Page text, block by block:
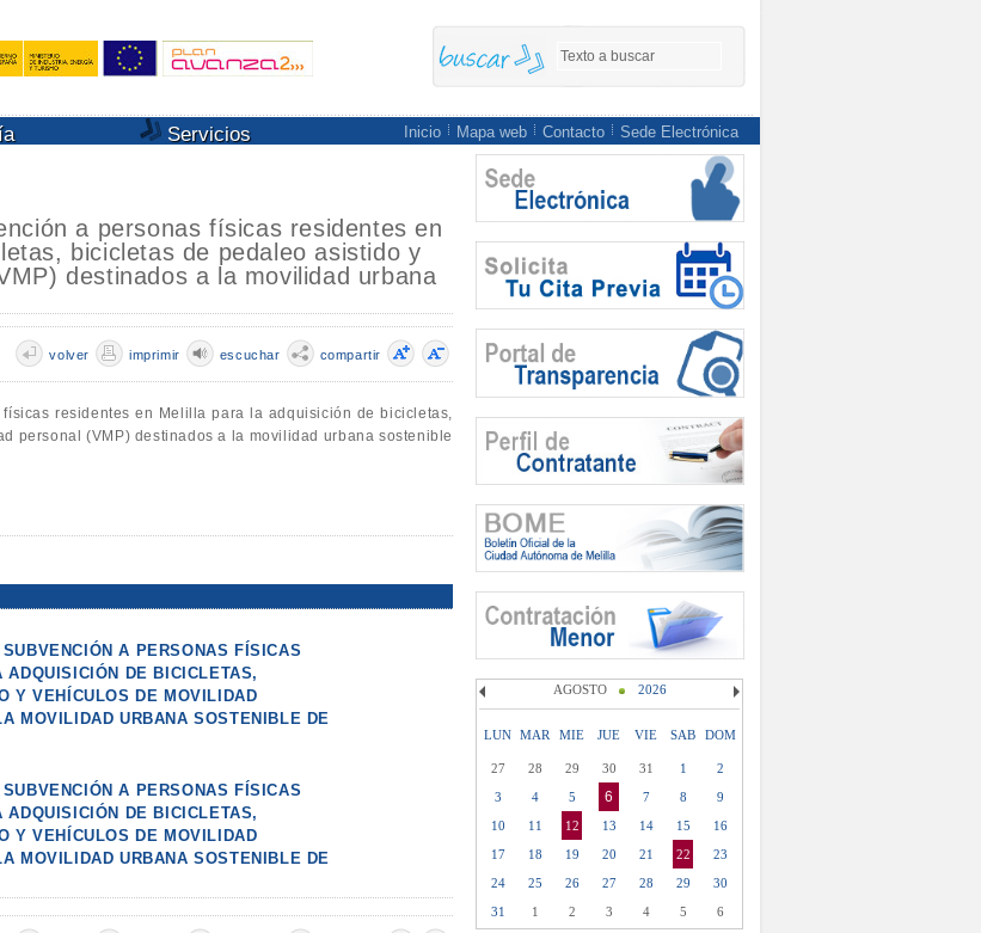
Servicios Inicio Mapa web Contacto Sede Electrónica
a personas físicas residentes en
bicicletas de pedaleo asistido y
destinados a la movilidad urbana
compartir
escuchar
imprimir
volver
residentes en Melilla para la adquisición de bicicletas,
personal (VMP) destinados a la movilidad urbana sostenible
A PERSONAS FÍSICAS
DE BICICLETAS,
Y VEHÍCULOS DE MOVILIDAD
MOVILIDAD URBANA SOSTENIBLE DE
A PERSONAS FÍSICAS
DE BICICLETAS,
Y VEHÍCULOS DE MOVILIDAD
MOVILIDAD URBANA SOSTENIBLE DE
AGOSTO 2026
LUN MAR MIE JUE VIE SAB DOM
27 28 29 30 31 1
2
3
4 5 6 7 8
9
10
11 12 13 14 15
16
17
18 19 20 21 22
23
24
25 26 27 28 29
30
31
1 2 3 4 5 6